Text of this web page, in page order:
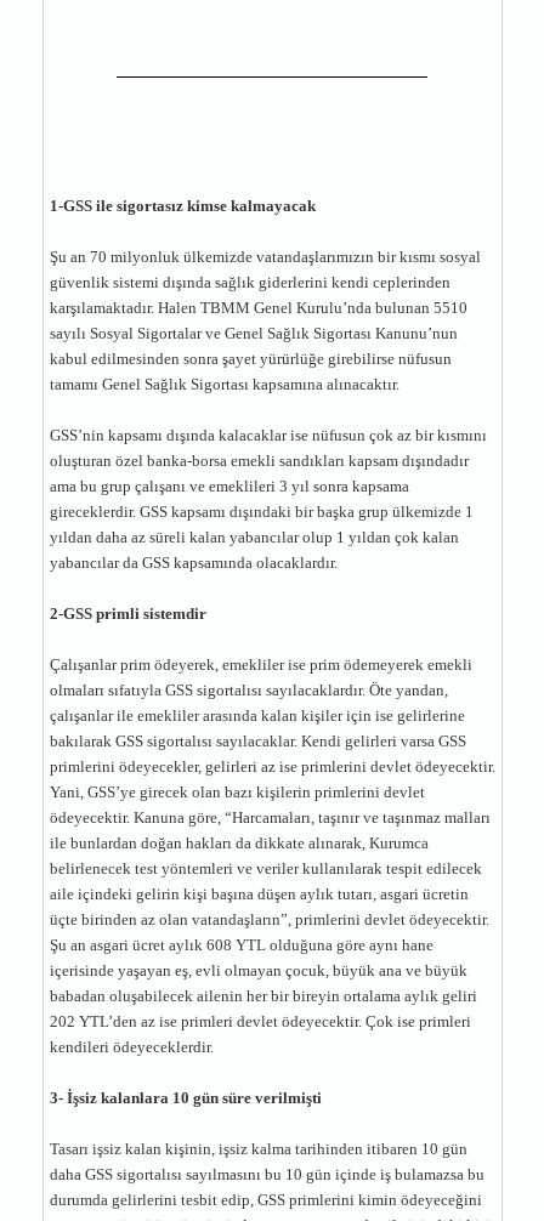
1-GSS ile sigortasız kimse kalmayacak
Şu an 70 milyonluk ülkemizde vatandaşlarımızın bir kısmı sosyal
güvenlik sistemi dışında sağlık giderlerini kendi ceplerinden
karşılamaktadır. Halen TBMM Genel Kurulu’nda bulunan 5510
sayılı Sosyal Sigortalar ve Genel Sağlık Sigortası Kanunu’nun
kabul edilmesinden sonra şayet yürürlüğe girebilirse nüfusun
tamamı Genel Sağlık Sigortası kapsamına alınacaktır.
GSS’nin kapsamı dışında kalacaklar ise nüfusun çok az bir kısmını
oluşturan özel banka-borsa emekli sandıkları kapsam dışındadır
ama bu grup çalışanı ve emeklileri 3 yıl sonra kapsama
gireceklerdir. GSS kapsamı dışındaki bir başka grup ülkemizde 1
yıldan daha az süreli kalan yabancılar olup 1 yıldan çok kalan
yabancılar da GSS kapsamında olacaklardır.
2-GSS primli sistemdir
Çalışanlar prim ödeyerek, emekliler ise prim ödemeyerek emekli
olmaları sıfatıyla GSS sigortalısı sayılacaklardır. Öte yandan,
çalışanlar ile emekliler arasında kalan kişiler için ise gelirlerine
bakılarak GSS sigortalısı sayılacaklar. Kendi gelirleri varsa GSS
primlerini ödeyecekler, gelirleri az ise primlerini devlet ödeyecektir.
Yani, GSS’ye girecek olan bazı kişilerin primlerini devlet
ödeyecektir. Kanuna göre, “Harcamaları, taşınır ve taşınmaz malları
ile bunlardan doğan hakları da dikkate alınarak, Kurumca
belirlenecek test yöntemleri ve veriler kullanılarak tespit edilecek
aile içindeki gelirin kişi başına düşen aylık tutarı, asgari ücretin
üçte birinden az olan vatandaşların”, primlerini devlet ödeyecektir.
Şu an asgari ücret aylık 608 YTL olduğuna göre aynı hane
içerisinde yaşayan eş, evli olmayan çocuk, büyük ana ve büyük
babadan oluşabilecek ailenin her bir bireyin ortalama aylık geliri
202 YTL’den az ise primleri devlet ödeyecektir. Çok ise primleri
kendileri ödeyeceklerdir.
3- İşsiz kalanlara 10 gün süre verilmişti
Tasarı işsiz kalan kişinin, işsiz kalma tarihinden itibaren 10 gün
daha GSS sigortalısı sayılmasını bu 10 gün içinde iş bulamazsa bu
durumda gelirlerini tesbit edip, GSS primlerini kimin ödeyeceğini